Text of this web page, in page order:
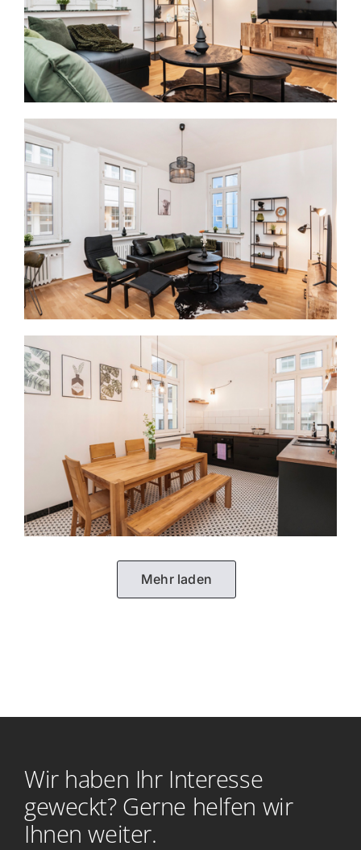
Mehr laden
Wir haben Ihr Interesse
geweckt? Gerne helfen wir
Ihnen weiter.